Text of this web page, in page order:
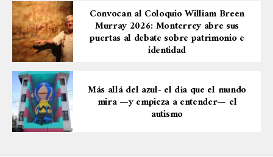
Convocan al Coloquio William Breen
Murray 2026: Monterrey abre sus
puertas al debate sobre patrimonio e
identidad
Más allá del azul- el día que el mundo
mira —y empieza a entender— el
autismo